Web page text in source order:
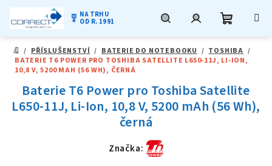
obsah
military_tech NA TRHU
OD R. 1991
DOMŮ
/ PŘÍSLUŠENSTVÍ / BATERIE DO NOTEBOOKU / TOSHIBA /
BATERIE T6 POWER PRO TOSHIBA SATELLITE L650-11J, LI-ION,
10,8 V, 5200 MAH (56 WH), ČERNÁ
Baterie T6 Power pro Toshiba Satellite
L650-11J, Li-Ion, 10,8 V, 5200 mAh (56 Wh),
černá
Značka: